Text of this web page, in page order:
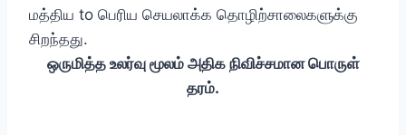
மத்திய to பெரிய செயலாக்க தொழிற்சாலைகளுக்கு
சிறந்தது.
ஒருமித்த உலர்வு மூலம் அதிக நிவிச்சமான பொருள்
தரம்.